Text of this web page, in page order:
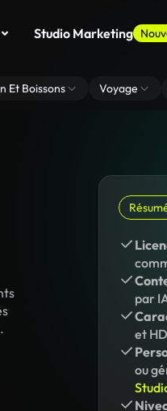
Studio Marketing
Et Boissons Voyage
par
et HD
ou